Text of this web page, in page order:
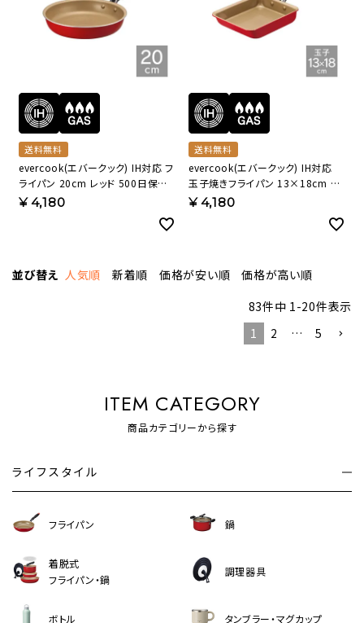
送料無料
evercook(エバークック) IH対応 フ
ライパン 20cm レッド 500日保証
EIFP20RD3 【HO】
¥4,180
送料無料
evercook(エバークック) IH対応
玉子焼きフライパン 13×18cm レ
ッド 500日保証 EIFP13RD3 【HO】
¥4,180
並び替え 人気順 新着順 価格が安い順
価格が高い順
83件中 1-20件表示
1
2 … 5
ITEM CATEGORY
商品カテゴリーから探す
ライフスタイル
フライパン 鍋
着脱式
フライパン・鍋
調理器具
ボトル タンブラー・マグカップ